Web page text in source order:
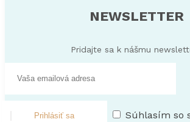
NEWSLETTER
Pridajte sa k nášmu
Prihlásiť sa
Súhlasím so